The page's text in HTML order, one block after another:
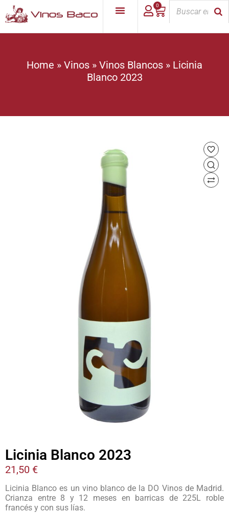
0
Home » Vinos » Vinos Blancos » Licinia
Blanco 2023
Licinia Blanco 2023
21,50 €
Licinia Blanco es un vino blanco de la DO Vinos de Madrid.
Crianza entre 8 y 12 meses en barricas de 225L roble
francés y con sus lías.